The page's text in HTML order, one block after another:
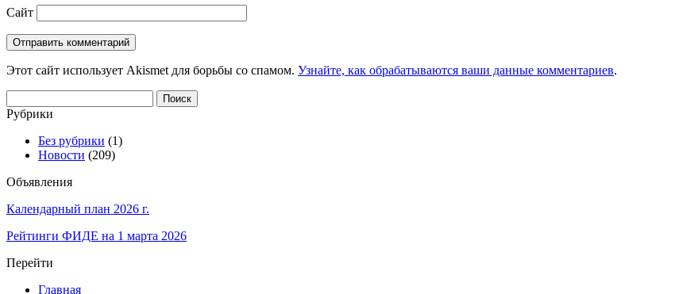
Сайт
Этот сайт использует Akismet для борьбы со спамом. Узнайте, как обрабатываются ваши данные комментариев.
Рубрики
Без рубрики (1)
Новости (209)
Объявления
Календарный план 2026 г.
Рейтинги ФИДЕ на 1 марта 2026
Перейти
Главная